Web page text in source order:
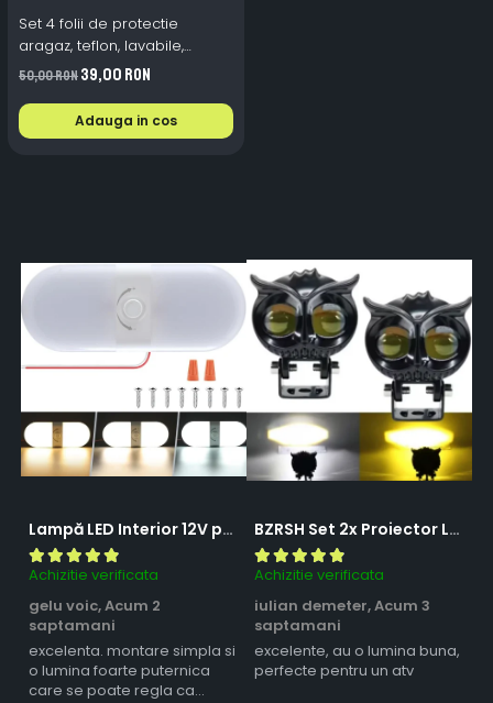
Set 4 folii de protectie
aragaz, teflon, lavabile,
reutilizabile, Negru/Gri
50,00 RON39,00 RON
Adauga in cos
Lampă LED Interior 12V pentru Dubă, Camper și Rulotă - 180LED, 33 cm, 3 Temperaturii de Culoare, Intensitate Reglabilă, Iluminare Compartiment Marfă
Achizitie verificata
gelu voic,Acum 2
saptamani
excelenta. montare simpla si
o lumina foarte puternica
care se poate regla ca
BZRSH Set 2x Proiector LED Bufnita 50W Lupa 2 Faze Alb-Galben 12-24V Moto ATV
Achizitie verificata
iulian demeter,Acum 3
saptamani
excelente, au o lumina buna,
perfecte pentru un atv